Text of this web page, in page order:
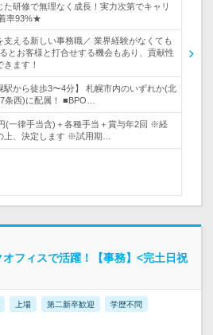
た研修で無理なく成長！実力次第でキャリ
率93%★
支える新しい事務職／ 業界経験がなくても
とお客様と打合せする機会もあり、貢献性
ます！
駅から徒歩3〜4分】 札幌市内のいずれか(北
条西)に配属！ ■BPO…
(一律手当含)＋各種手当＋賞与年2回 ※経
上、決定します ※試用期…
フィスで活躍！【事務】<完土日祝
上場 第二新卒歓迎 学歴不問